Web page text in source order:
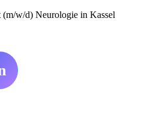
(m/w/d) Neurologie in Kassel